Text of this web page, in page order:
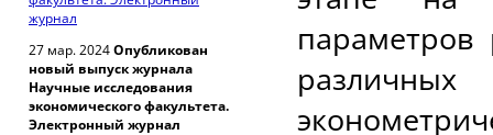
журнал
27 мар. 2024Опубликован
новый выпуск журнала
Научные исследования
экономического факультета.
Электронный журнал
параметров